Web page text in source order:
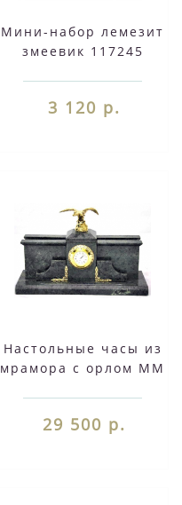
Мини-набор лемезит
змеевик 117245
3 120 р.
Настольные часы из
мрамора с орлом ММ
29 500 р.